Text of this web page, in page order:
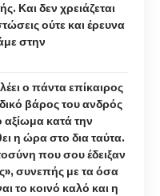
Και δεν χρειάζεται
ούτε και έρευνα
στην
ο πάντα επίκαιρος
βάρος του ανδρός
αξίωμα κατά την
η ώρα στο δια ταύτα.
που σου έδειξαν
συνεπής με τα όσα
το κοινό καλό και η